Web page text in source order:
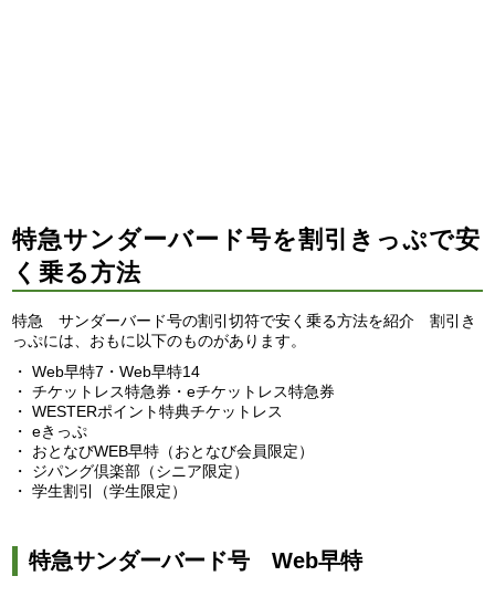
特急サンダーバード号を割引きっぷで安
く乗る方法
特急 サンダーバード号の割引切符で安く乗る方法を紹介 割引き
っぷには、おもに以下のものがあります。
・ Web早特7・Web早特14
・ チケットレス特急券・eチケットレス特急券
・ WESTERポイント特典チケットレス
・ eきっぷ
・ おとなびWEB早特（おとなび会員限定）
・ ジパング倶楽部（シニア限定）
・ 学生割引（学生限定）
特急サンダーバード号 Web早特